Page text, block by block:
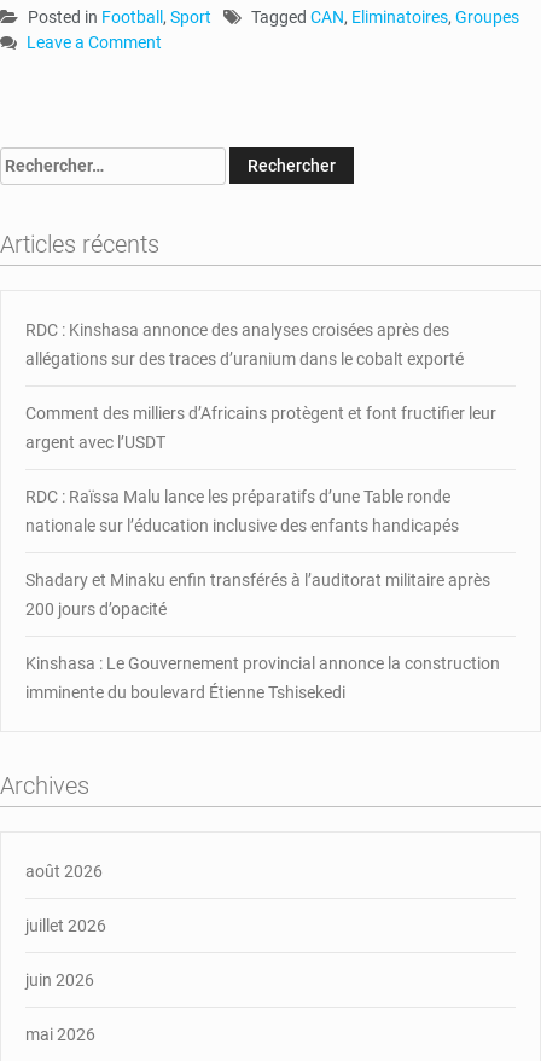
Posted in Football , Sport Tagged CAN, Eliminatoires, Groupes
Leave a Comment
:
attendues
pour
5e
Rechercher :
Articles récents
RDC : Kinshasa annonce des analyses croisées après des
allégations sur des traces d’uranium dans le cobalt exporté
Comment des milliers d’Africains protègent et font fructifier leur
argent avec l’USDT
RDC : Raïssa Malu lance les préparatifs d’une Table ronde
nationale sur l’éducation inclusive des enfants handicapés
Shadary et Minaku enfin transférés à l’auditorat militaire après
200 jours d’opacité
Kinshasa : Le Gouvernement provincial annonce la construction
imminente du boulevard Étienne Tshisekedi
Archives
août 2026
juillet 2026
juin 2026
mai 2026